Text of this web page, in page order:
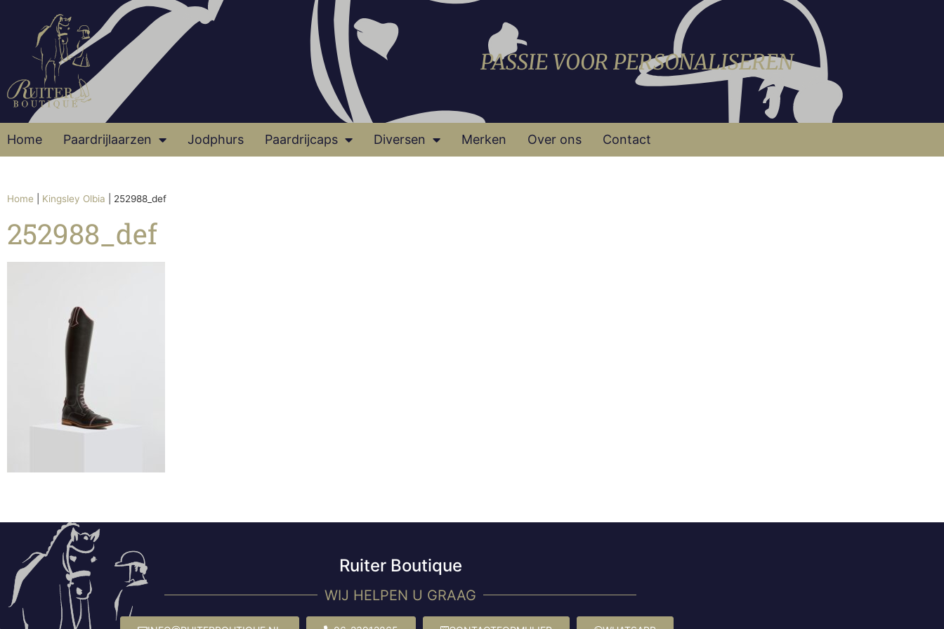
PASSIE VOOR PERSONALISEREN
Home Paardrijlaarzen Jodphurs Paardrijcaps Diversen Merken Over ons Contact
Home Kingsley Olbia 252988_def
252988_def
Ruiter Boutique
WIJ HELPEN U GRAAG